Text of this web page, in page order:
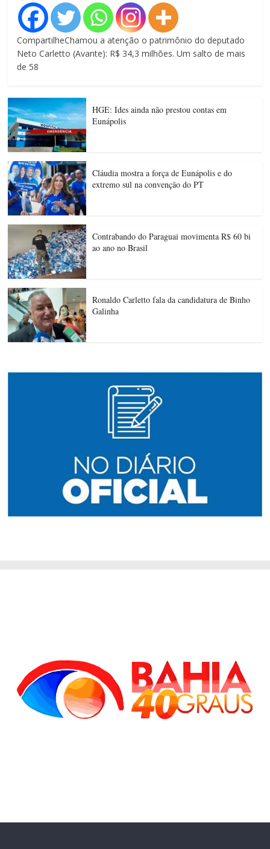
CompartilheChamou a atenção o patrimônio do deputado
Neto Carletto (Avante): R$ 34,3 milhões. Um salto de mais
de 58
HGE: Ides ainda não prestou contas em
Eunápolis
Cláudia mostra a força de Eunápolis e do
extremo sul na convenção do PT
Contrabando do Paraguai movimenta R$ 60 bi
ao ano no Brasil
Ronaldo Carletto fala da candidatura de Binho
Galinha